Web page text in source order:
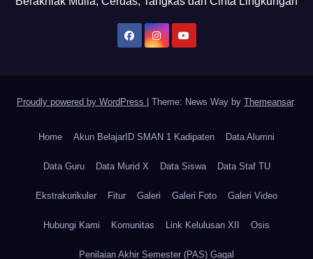
Proudly powered by WordPress | Theme: News Way by Themeansar.
Home Akun BelajarID SMAN 1 Kadipaten Data Alumni
Data Guru Data Murid X Data Siswa Data Staf TU
Ekstrakurikuler Fitur Galeri Galeri Foto Galeri Video
Hubungi Kami Komunitas Link Kelulusan XII Osis
Penilaian Akhir Semester (PAS) Gagal